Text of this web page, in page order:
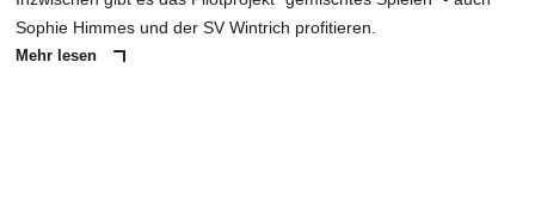
Sophie Himmes und der SV Wintrich profitieren.
Mehr lesen